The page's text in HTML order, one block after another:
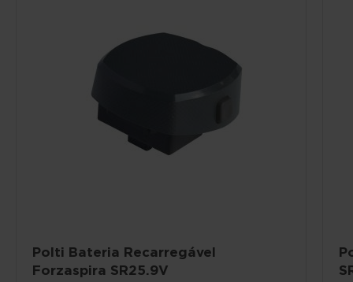
Polti Bateria Recarregável
Forzaspira SR25.9V